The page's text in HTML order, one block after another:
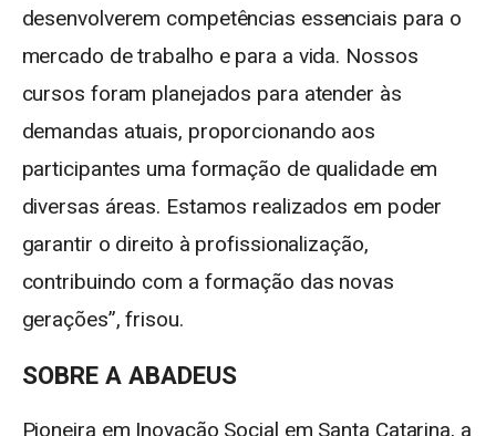
desenvolverem competências essenciais para o
mercado de trabalho e para a vida. Nossos
cursos foram planejados para atender às
demandas atuais, proporcionando aos
participantes uma formação de qualidade em
diversas áreas. Estamos realizados em poder
garantir o direito à profissionalização,
contribuindo com a formação das novas
gerações”, frisou.
SOBRE A ABADEUS
Pioneira em Inovação Social em Santa Catarina, a